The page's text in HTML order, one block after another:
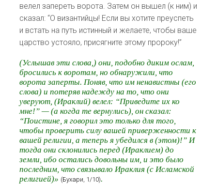
велел запереть ворота. Затем он вышел (к ним) и
сказал: “О византийцы! Если вы хотите преуспеть
и встать на путь истинный и желаете, чтобы ваше
царство устояло, присягните этому пророку!”
(Услышав эти слова,) они, подобно диким ослам,
бросились к воротам, но обнаружили, что
ворота заперты. Поняв, что им ненавистны (его
слова) и потеряв надежду на то, что они
уверуют, (Ираклий) велел: “Приведите их ко
мне!” — (а когда те вернулись), он сказал:
“Поистине, я говорил это только для того,
чтобы проверить силу вашей приверженности к
вашей религии, а теперь я убедился в (этом)!” И
тогда они склонились перед (Ираклием) до
земли, ибо остались довольны им, и это было
последним, что связывало Ираклия (с Исламской
религией)» (Бухари, 1/10).